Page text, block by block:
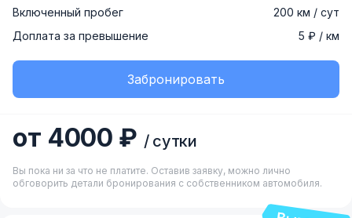
Включенный пробег
200 км / сут
Доплата за превышение
5 ₽ / км
Забронировать
от 4000 ₽ / сутки
Вы пока ни за что не платите. Оставив заявку, можно лично
обговорить детали бронирования с собственником автомобиля.